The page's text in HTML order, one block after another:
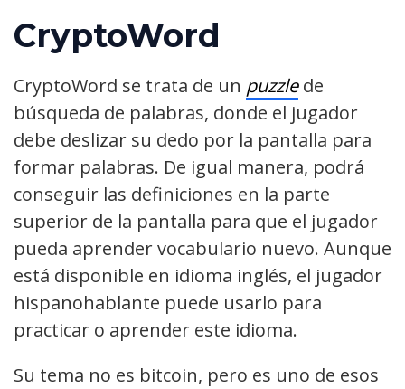
CryptoWord
CryptoWord se trata de un puzzlede
búsqueda de palabras, donde el jugador
debe deslizar su dedo por la pantalla para
formar palabras. De igual manera, podrá
conseguir las definiciones en la parte
superior de la pantalla para que el jugador
pueda aprender vocabulario nuevo. Aunque
está disponible en idioma inglés, el jugador
hispanohablante puede usarlo para
practicar o aprender este idioma.
Su tema no es bitcoin, pero es uno de esos